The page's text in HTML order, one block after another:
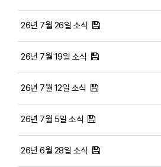
26년 7월 26일 소식
26년 7월 19일 소식
26년 7월 12일 소식
26년 7월 5일 소식
26년 6월 28일 소식